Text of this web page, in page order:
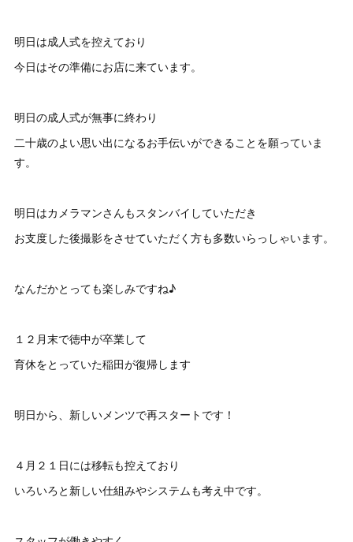
明日は成人式を控えており
今日はその準備にお店に来ています。
明日の成人式が無事に終わり
二十歳のよい思い出になるお手伝いができることを願っていま
す。
明日はカメラマンさんもスタンバイしていただき
お支度した後撮影をさせていただく方も多数いらっしゃいます。
なんだかとっても楽しみですね♪
１２月末で徳中が卒業して
育休をとっていた稲田が復帰します
明日から、新しいメンツで再スタートです！
４月２１日には移転も控えており
いろいろと新しい仕組みやシステムも考え中です。